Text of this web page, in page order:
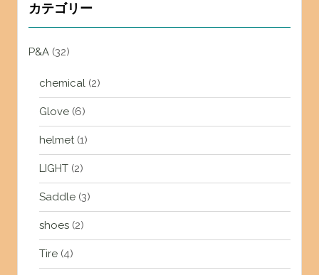
カテゴリー
P&A(32)
chemical(2)
Glove(6)
helmet(1)
LIGHT(2)
Saddle(3)
shoes(2)
Tire(4)